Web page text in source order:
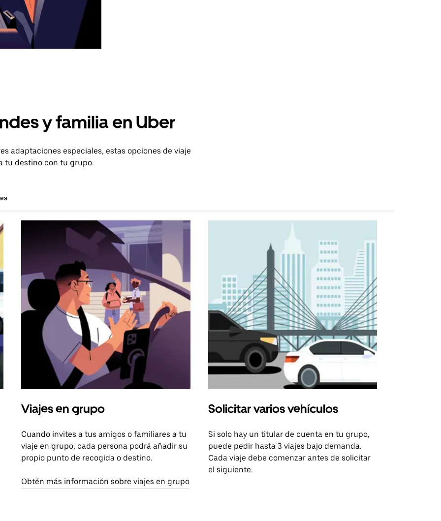
y familia en Uber
adaptaciones especiales, estas opciones de viaje
tu destino con tu grupo.
Viajes en grupo
Cuando invites a tus amigos o familiares a tu
viaje en grupo, cada persona podrá añadir su
propio punto de recogida o destino.
Obtén más información sobre viajes en grupo
Solicitar varios vehículos
Si solo hay un titular de cuenta en tu grupo,
puede pedir hasta 3 viajes bajo demanda.
Cada viaje debe comenzar antes de solicitar
el siguiente.